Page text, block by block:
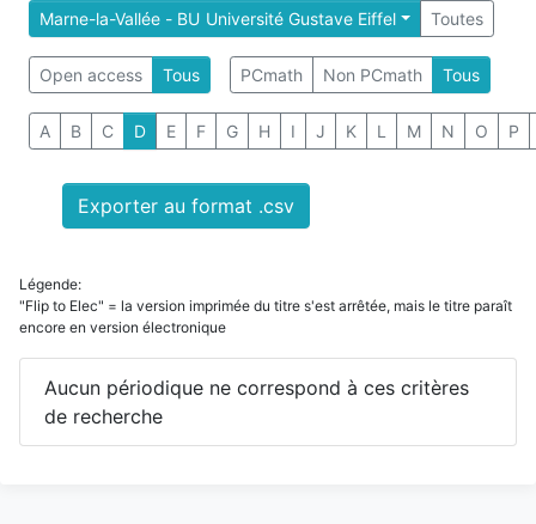
Marne-la-Vallée - BU Université Gustave Eiffel Toutes
Open access Tous PCmath Non PCmath Tous
A B C D E F G H I J K L M N O P
Exporter au format .csv
Légende:
"Flip to Elec" = la version imprimée du titre s'est arrêtée, mais le titre paraît
encore en version électronique
Aucun périodique ne correspond à ces critères
de recherche